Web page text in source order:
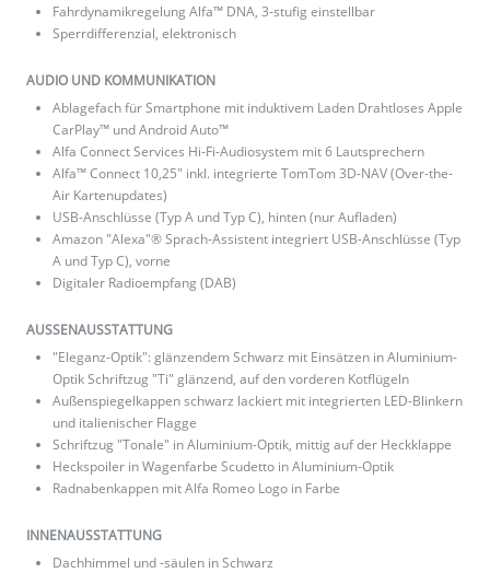
Fahrdynamikregelung Alfa™ DNA, 3-stufig einstellbar
Sperrdifferenzial, elektronisch
AUDIO UND KOMMUNIKATION
Ablagefach für Smartphone mit induktivem Laden Drahtloses Apple
CarPlay™ und Android Auto™
Alfa Connect Services Hi-Fi-Audiosystem mit 6 Lautsprechern
Alfa™ Connect 10,25" inkl. integrierte TomTom 3D-NAV (Over-the-
Air Kartenupdates)
USB-Anschlüsse (Typ A und Typ C), hinten (nur Aufladen)
Amazon "Alexa"® Sprach-Assistent integriert USB-Anschlüsse (Typ
A und Typ C), vorne
Digitaler Radioempfang (DAB)
AUSSENAUSSTATTUNG
"Eleganz-Optik": glänzendem Schwarz mit Einsätzen in Aluminium-
Optik Schriftzug "Ti" glänzend, auf den vorderen Kotflügeln
Außenspiegelkappen schwarz lackiert mit integrierten LED-Blinkern
und italienischer Flagge
Schriftzug "Tonale" in Aluminium-Optik, mittig auf der Heckklappe
Heckspoiler in Wagenfarbe Scudetto in Aluminium-Optik
Radnabenkappen mit Alfa Romeo Logo in Farbe
INNENAUSSTATTUNG
Dachhimmel und -säulen in Schwarz